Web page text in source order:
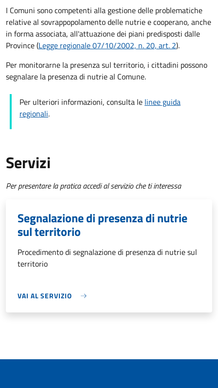
I Comuni sono competenti alla gestione delle problematiche
relative al sovrappopolamento delle nutrie e cooperano, anche
in forma associata, all'attuazione dei piani predisposti dalle
Province (Legge regionale 07/10/2002, n. 20, art. 2).
Per monitorarne la presenza sul territorio, i cittadini possono
segnalare la presenza di nutrie al Comune.
Per ulteriori informazioni, consulta le linee guida
regionali.
Servizi
Per presentare la pratica accedi al servizio che ti interessa
Segnalazione di presenza di nutrie
sul territorio
Procedimento di segnalazione di presenza di nutrie sul
territorio
VAI AL SERVIZIO